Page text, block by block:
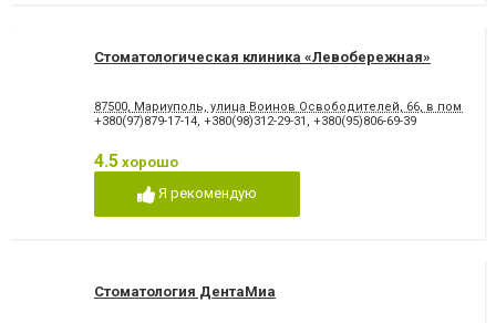
Стоматологическая клиника «Левобережная»
87500, Мариуполь, улица Воинов Освободителей, 66, в
+380(97)879-17-14, +380(98)312-29-31 , +380(95)806-69-39
4.5 хорошо
Я рекомендую
Стоматология ДентаМиа